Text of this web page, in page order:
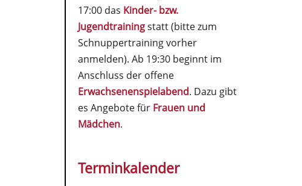
17:00 das Kinder- bzw.
Jugendtrainingstatt (bitte zum
Schnuppertraining vorher
anmelden). Ab 19:30 beginnt im
Anschluss der offene
Erwachsenenspielabend. Dazu gibt
es Angebote für Frauen und
Mädchen.
Terminkalender